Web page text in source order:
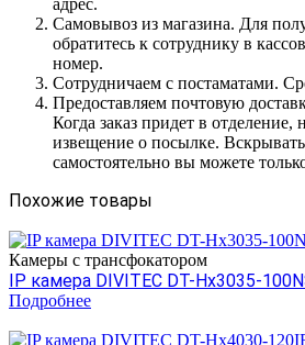
Самовывоз из магазина. Для
обратитесь к сотруднику в
номер.
Сотрудничаем с постаматами.
Предоставляем почтовую
Когда заказ придет в отделение,
извещение о посылке.
самостоятельно вы можете
Похожие товары
Камеры c трансфокатором
IP камера DIVITEC DT-Hх3035-
Подробнее